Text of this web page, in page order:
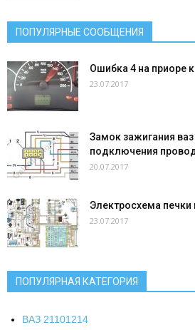
ПОПУЛЯРНЫЕ СООБЩЕНИЯ
Ошибка 4 на приоре
23.07.2017
Замок зажигания
подключения
20.07.2017
Электросхема печки
23.07.2017
ПОПУЛЯРНАЯ КАТЕГОРИЯ
ВАЗ 21101214